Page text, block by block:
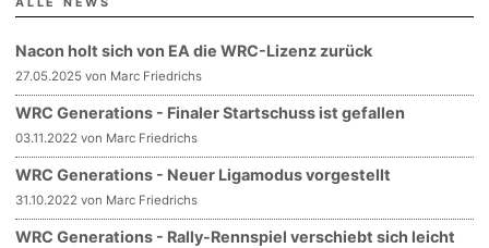
Nacon holt sich von EA die WRC-Lizenz zurück
27.05.2025 von Marc Friedrichs
WRC Generations - Finaler Startschuss ist gefallen
03.11.2022 von Marc Friedrichs
WRC Generations - Neuer Ligamodus vorgestellt
31.10.2022 von Marc Friedrichs
WRC Generations - Rally-Rennspiel verschiebt sich leicht